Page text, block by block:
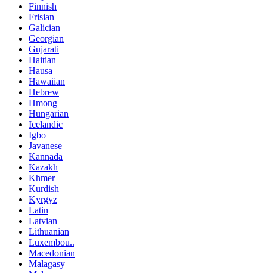
Finnish
Frisian
Galician
Georgian
Gujarati
Haitian
Hausa
Hawaiian
Hebrew
Hmong
Hungarian
Icelandic
Igbo
Javanese
Kannada
Kazakh
Khmer
Kurdish
Kyrgyz
Latin
Latvian
Lithuanian
Luxembou..
Macedonian
Malagasy